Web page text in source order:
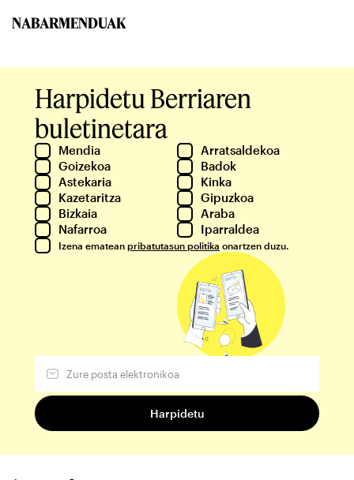
NABARMENDUAK
Harpidetu Berriaren
buletinetara
Mendia
Arratsaldekoa
Goizekoa
Badok
Astekaria
Kinka
Kazetaritza
Gipuzkoa
Bizkaia
Araba
Nafarroa
Iparraldea
Izena ematean pribatutasun politika onartzen duzu.